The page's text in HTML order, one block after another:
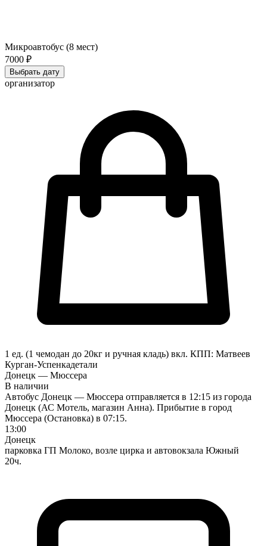
Микроавтобус (8 мест)
7000 ₽
Выбрать дату
организатор
1 ед. (1 чемодан до 20кг и ручная кладь) вкл. КПП: Матвеев
Курган-Успенкадетали
Донецк — Мюссера
В наличии
Автобус Донецк — Мюссера отправляется в 12:15 из города
Донецк (АС Мотель, магазин Анна). Прибытие в город
Мюссера (Остановка) в 07:15.
13:00
Донецк
парковка ГП Молоко, возле цирка и автовокзала Южный
20ч.